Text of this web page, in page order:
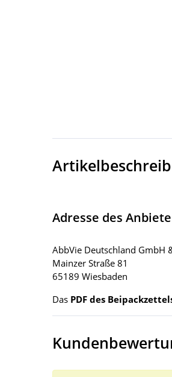
Adresse des
AbbVie Deutschland GmbH
Mainzer Straße 81
65189 Wiesbaden
Das PDF des